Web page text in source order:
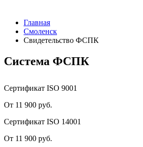
Главная
Смоленск
Свидетельство ФСПК
Система ФСПК
Сертификат ISO 9001
От 11 900 руб.
Сертификат ISO 14001
От 11 900 руб.